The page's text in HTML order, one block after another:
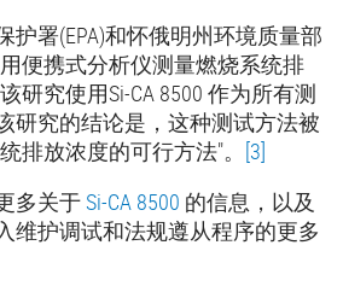
护署(EPA)和怀俄明州环境质量部
便携式分析仪测量燃烧系统排
研究使用Si-CA 8500 作为所有测
研究的结论是，这种测试方法被
排放浓度的可行方法"。 [3]
多关于Si-CA 8500 的信息，以及
维护调试和法规遵从程序的更多